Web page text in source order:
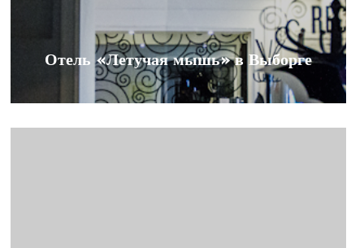
Отель «Летучая мышь» в Выборге